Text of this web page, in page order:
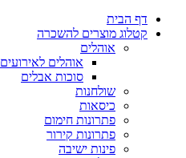
דף הבית
קטלוג מוצרים להשכרה
אוהלים
אוהלים לאירועים
סוכות אבלים
שולחנות
כיסאות
פתרונות חימום
פתרונות קירור
פינות ישיבה